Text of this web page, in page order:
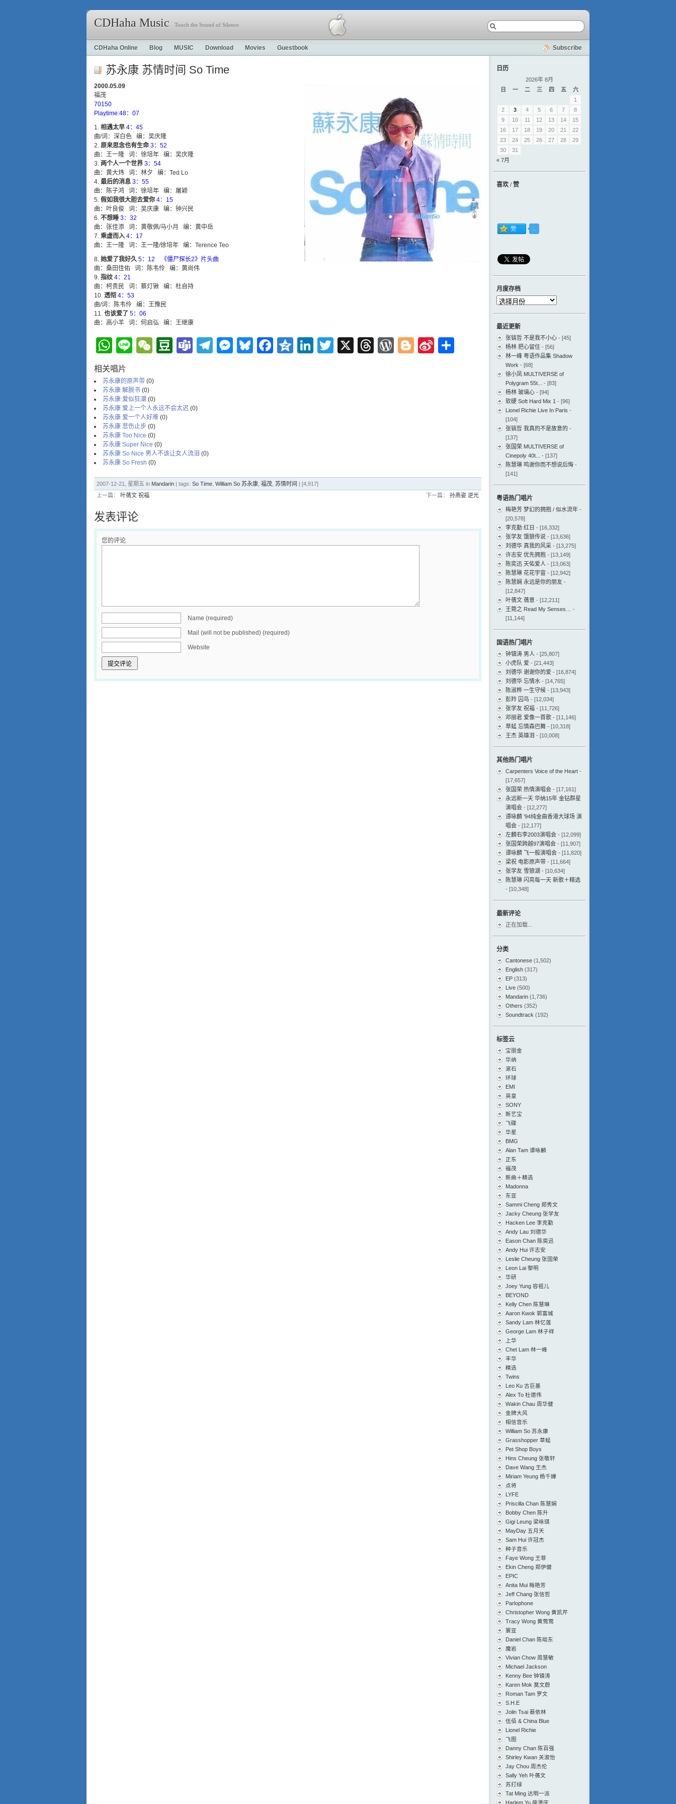
CDHaha Music Touch the Sound of Silence
CDHaha Online Blog MUSIC Download Movies Guestbook Subscribe
苏永康 苏情时间 So Time
2000.05.09
福茂
70150
Playtime:48：07
相遇太早 4：45
曲/词：深白色 编：吴庆隆
原来思念也有生命 3：52
曲：王一隆 词：徐培年 编：吴庆隆
两个人一个世界 3：54
曲：黄大炜 词：林夕 编：Ted Lo
最后的消息 3：55
曲：陈子鸿 词：徐培年 编：屠颖
假如我很大胆去爱你 4：15
曲：叶良俊 词：吴庆康 编：钟兴民
不想睡 3：32
曲：张佳添 词：黄敬佩/马小月 编：黄中岳
乘虚而入 4：17
曲：王一隆 词：王一隆/徐培年 编：Terence Teo
她爱了我好久 5：12 《僵尸探长2》片头曲
曲：桑田佳佑 词：陈韦伶 编：黄尚伟
指纹 4：21
曲：柯贵民 词：蔡灯锹 编：杜自持
透彻 4：53
曲/词：陈韦伶 编：王豫民
也该爱了 5：06
曲：高小羊 词：何启弘 编：王继康
WhatsApp
LineWeChat
Douban
TeamsTelegram
Messenger
Bluesky
Facebook
Qzone
LinkedIn
Twitter
X Threads
WordPress
Blogger
Sina
相关唱片
苏永康的原声带 (0)
苏永康 解脱书 (0)
苏永康 爱似狂潮 (0)
苏永康 爱上一个人永远不会太迟 (0)
苏永康 爱一个人好难 (0)
苏永康 悲伤止步 (0)
苏永康 Too Nice (0)
苏永康 Super Nice (0)
苏永康 So Nice 男人不该让女人流泪 (0)
苏永康 So Fresh (0)
2007-12-21, 星期五 in Mandarin | tags: So Time William So 苏永康 福茂 苏情时间 | [4,917]
上一篇： 叶蒨文 祝福 下一篇： 孙燕姿 逆光
发表评论
您的评论
Name (required)
Mail (will not be published) (required)
Website
日历
2026年 8月
日
一 二 三 四 五
六
1
2
3 4 5 6 7
8
9
10 11 12 13 14
15
16
17 18 19 20 21
22
23
24 25 26 27 28
29
30
31
« 7月
喜欢 / 赞
月度存档
月
档
最近更新
张镐哲 不是我不小心 - [45]
杨林 把心留住 - [56]
林一峰 粤语作品集 Shadow
Work - [68]
徐小凤 MULTIVERSE of
Polygram 55t...
- [83]
杨林 玻璃心 - [94]
软硬 Soft Hard Mix 1 - [96]
Lionel Richie Live In Paris -
[104]
张镐哲 我真的不是故意的 -
[137]
张国荣 MULTIVERSE of
Cinepoly 40t...
- [137]
陈慧琳 鸣谢你而不想说后悔 -
[141]
粤语热门唱片
梅艳芳 梦幻的拥抱 / 似水流年 -
[20,578]
李克勤 红日 - [16,332]
张学友 饿狼传说 - [13,636]
刘德华 真我的风采 - [13,275]
许志安 优先拥抱 - [13,149]
陈奕迅 天佑爱人 - [13,063]
陈慧琳 花花宇宙 - [12,942]
陈慧娴 永远是你的朋友 -
[12,847]
叶蒨文 蒨意 - [12,211]
王菀之 Read My Senses…
-
[11,144]
国语热门唱片
钟镇涛 男人 - [25,807]
小虎队 爱 - [21,443]
刘德华 谢谢你的爱 - [16,874]
刘德华 忘情水 - [14,765]
陈淑桦 一生守候 - [13,943]
彭羚 囚鸟 - [12,034]
张学友 祝福 - [11,726]
邓丽君 爱像一首歌 - [11,146]
草蜢 忘情森巴舞 - [10,318]
王杰 英雄泪 - [10,008]
其他热门唱片
Carpenters Voice of the Heart -
[17,657]
张国荣 热情演唱会 - [17,161]
永远新一天 华纳15年 金钻群星
演唱会 - [12,277]
谭咏麟 ’94纯金曲香港大球场 演
唱会 - [12,177]
左麟右李2003演唱会 - [12,099]
张国荣跨越97演唱会 - [11,907]
谭咏麟 飞一般演唱会 - [11,820]
梁祝 电影原声带 - [11,664]
张学友 雪狼湖 - [10,634]
陈慧琳 闪亮每一天 新歌＋精选
- [10,348]
最新评论
正在加载...
分类
Cantonese (1,502)
English (317)
EP (313)
Live (500)
Mandarin (1,736)
Others (352)
Soundtrack (192)
标签云
宝丽金
华纳
滚石
环球
EMI
英皇
SONY
新艺宝
飞碟
华星
BMG
Alan Tam 谭咏麟
正东
福茂
新曲＋精选
Madonna
东亚
Sammi Cheng 郑秀文
Jacky Cheung 张学友
Hacken Lee 李克勤
Andy Lau 刘德华
Eason Chan 陈奕迅
Andy Hui 许志安
Leslie Cheung 张国荣
Leon Lai 黎明
华研
Joey Yung 容祖儿
BEYOND
Kelly Chen 陈慧琳
Aaron Kwok 郭富城
Sandy Lam 林忆莲
George Lam 林子祥
上华
Chet Lam 林一峰
丰华
精选
Twins
Leo Ku 古巨基
Alex To 杜德伟
Wakin Chau 周华健
金牌大风
相信音乐
William So 苏永康
Grasshopper 草蜢
Pet Shop Boys
Hins Cheung 张敬轩
Dave Wang 王杰
Miriam Yeung 杨千嬅
点将
LYFE
Priscilla Chan 陈慧娴
Bobby Chen 陈升
Gigi Leung 梁咏琪
MayDay 五月天
Sam Hui 许冠杰
种子音乐
Faye Wong 王菲
Ekin Cheng 郑伊健
EPIC
Anita Mui 梅艳芳
Jeff Chang 张信哲
Parlophone
Christopher Wong 黄凯芹
Tracy Wong 黄莺莺
寰亚
Daniel Chan 陈晓东
魔岩
Vivian Chow 周慧敏
Michael Jackson
Kenny Bee 钟镇涛
Karen Mok 莫文蔚
Roman Tam 罗文
S.H.E
Jolin Tsai 蔡依林
伍佰 & China Blue
Lionel Richie
飞图
Danny Chan 陈百强
Shirley Kwan 关淑怡
Jay Chou 周杰伦
Sally Yeh 叶蒨文
苏打绿
Tat Ming 达明一派
Harlem Yu 庾澄庆